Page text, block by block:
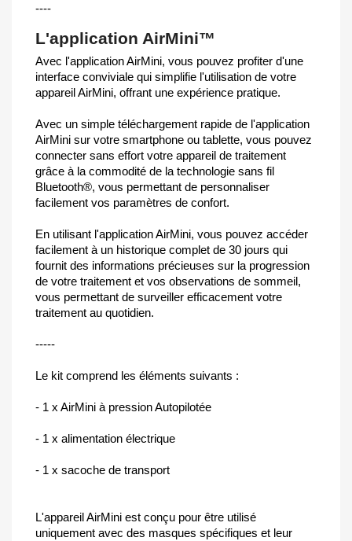
----
L'application AirMini™
Avec l'application AirMini, vous pouvez profiter d'une
interface conviviale qui simplifie l'utilisation de votre
appareil AirMini, offrant une expérience pratique.
Avec un simple téléchargement rapide de l'application
AirMini sur votre smartphone ou tablette, vous pouvez
connecter sans effort votre appareil de traitement
grâce à la commodité de la technologie sans fil
Bluetooth®, vous permettant de personnaliser
facilement vos paramètres de confort.
En utilisant l'application AirMini, vous pouvez accéder
facilement à un historique complet de 30 jours qui
fournit des informations précieuses sur la progression
de votre traitement et vos observations de sommeil,
vous permettant de surveiller efficacement votre
traitement au quotidien.
-----
Le kit comprend les éléments suivants :
- 1 x AirMini à pression Autopilotée
- 1 x alimentation électrique
- 1 x sacoche de transport
L'appareil AirMini est conçu pour être utilisé
uniquement avec des masques spécifiques et leur